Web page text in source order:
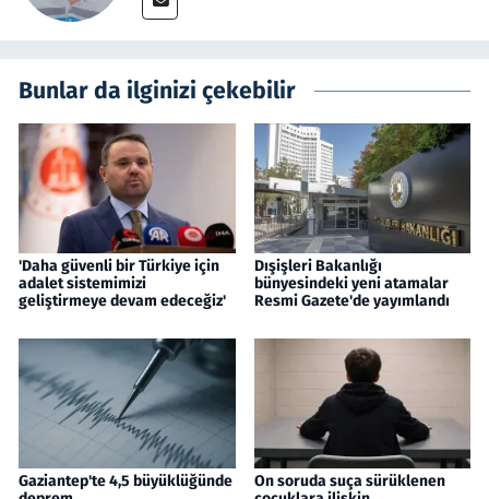
Bunlar da ilginizi çekebilir
'Daha güvenli bir Türkiye için
adalet sistemimizi
geliştirmeye devam edeceğiz'
Dışişleri Bakanlığı
bünyesindeki yeni atamalar
Resmi Gazete'de yayımlandı
Gaziantep'te 4,5 büyüklüğünde
On soruda suça sürüklenen